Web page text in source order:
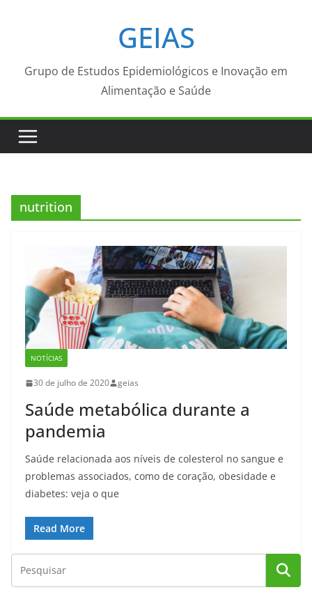
conteúdo
GEIAS
Grupo de Estudos Epidemiológicos e Inovação em
Alimentação e Saúde
nutrition
NOTÍCIAS
30 de julho de 2020 geias
Saúde metabólica durante a
pandemia
Saúde relacionada aos níveis de colesterol no sangue e
problemas associados, como de coração, obesidade e
diabetes: veja o que
Read More